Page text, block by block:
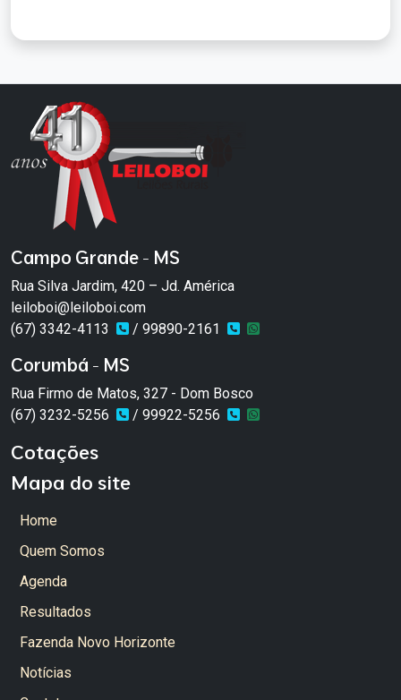
Campo Grande - MS
Rua Silva Jardim, 420 – Jd. América
leiloboi@leiloboi.com
(67) 3342-4113
/ 99890-2161
Corumbá - MS
Rua Firmo de Matos, 327 - Dom Bosco
(67) 3232-5256
/ 99922-5256
Cotações
Mapa do site
Home
Quem Somos
Agenda
Resultados
Fazenda Novo Horizonte
Notícias